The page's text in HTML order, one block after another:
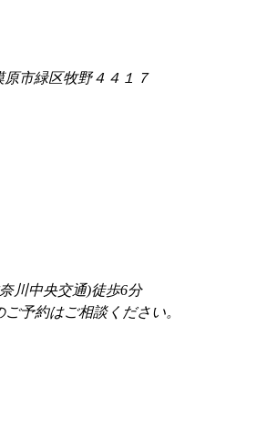
原市緑区牧野４４１７
川中央交通)徒歩6分
予約はご相談ください。